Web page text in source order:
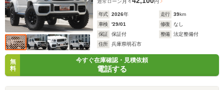
通常ローン 月々 円
年式 2026年 走行 39km
車検
'29/01 修復
なし
保証
保証付 整備
法定整備付
住所
兵庫県明石市
無
料
今すぐ在庫確認・見積依頼
電話する